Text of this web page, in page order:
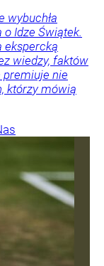
wybuchła
o Idze Świątek.
ekspercką
wiedzy, faktów
premiuje nie
którzy mówią